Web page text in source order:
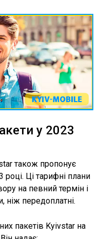
у 2023
також пропонує
році. Ці тарифні плани
на певний термін і
ніж передоплатні.
пакетів Kyivstar на